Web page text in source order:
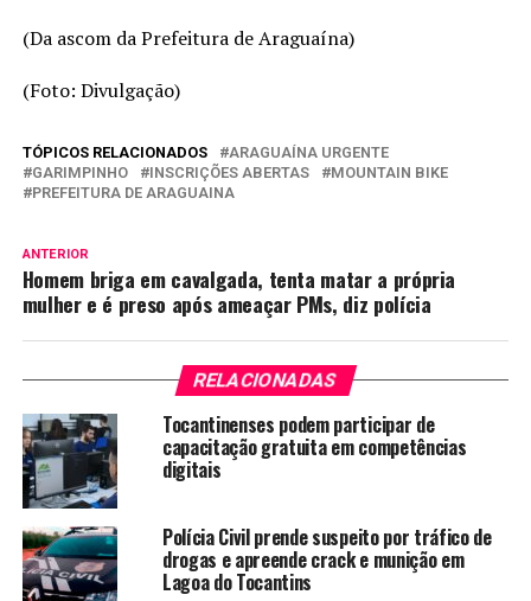
(Da ascom da Prefeitura de Araguaína)
(Foto: Divulgação)
TÓPICOS RELACIONADOS
ARAGUAÍNA URGENTE
GARIMPINHO
INSCRIÇÕES ABERTAS
MOUNTAIN BIKE
PREFEITURA DE ARAGUAINA
ANTERIOR
Homem briga em cavalgada, tenta matar a própria
mulher e é preso após ameaçar PMs, diz polícia
RELACIONADAS
Tocantinenses podem participar de
capacitação gratuita em competências
digitais
Polícia Civil prende suspeito por tráfico de
drogas e apreende crack e munição em
Lagoa do Tocantins